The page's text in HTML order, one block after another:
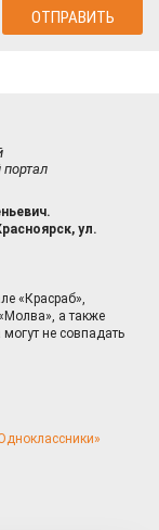
портал
ул.
«Красраб»,
а также
не совпадать